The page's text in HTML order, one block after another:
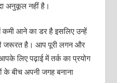
अनुकूल नहीं है।
कमी आने का डर है इसलिए उन्‍हें
जरूरत है। आप पूरी लगन और
लिए पढ़ाई में तर्क का प्रयोग
बीच अपनी जगह बनाना